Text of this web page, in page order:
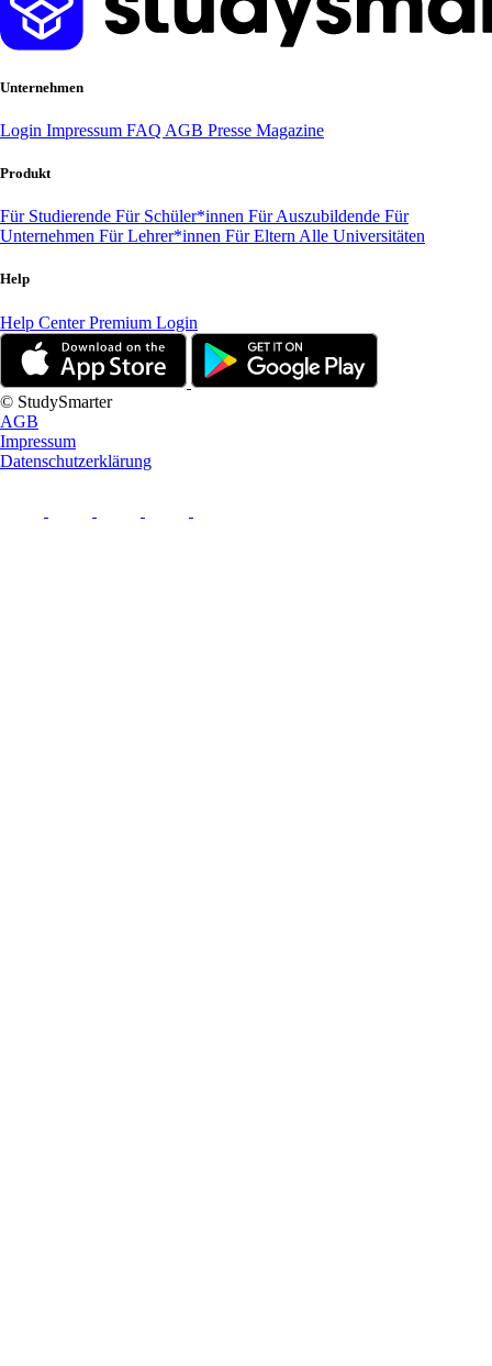
Unternehmen
Login Impressum FAQ AGB Presse Magazine
Produkt
Für Studierende Für Schüler*innen Für Auszubildende Für
Unternehmen Für Lehrer*innen Für Eltern Alle Universitäten
Help
Help CenterPremium Login
© StudySmarter
AGB
Impressum
Datenschutzerklärung